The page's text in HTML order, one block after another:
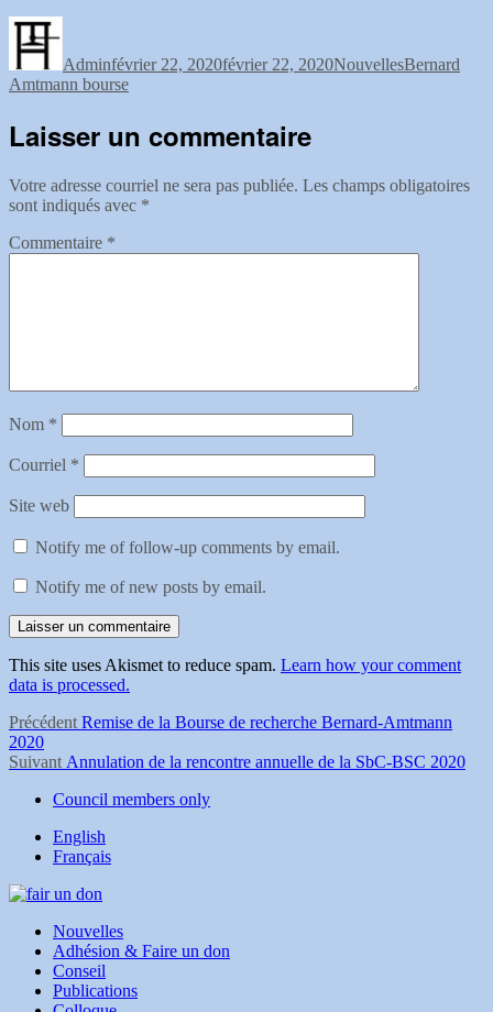
Adminfévrier 22, 2020février 22, 2020NouvellesBernard
Amtmann bourse
Laisser un commentaire
Votre adresse courriel ne sera pas publiée. Les champs obligatoires
sont indiqués avec *
Commentaire *
Nom *
Courriel *
Site web
Notify me of follow-up comments by email.
Notify me of new posts by email.
This site uses Akismet to reduce spam. Learn how your comment
data is processed.
Navigation
de
l'article
Précédent Article
Remise de la Bourse de recherche Bernard-Amtmann
2020
Suivant Article
Annulation de la rencontre annuelle de la SbC-BSC 2020
Council members only
English
Français
Nouvelles
Adhésion & Faire un don
Conseil
Publications